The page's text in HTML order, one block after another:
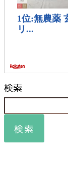
検索
検索